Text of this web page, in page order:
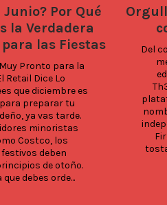
Por Qué
la Verdadera
las Fiestas
Pronto para la
Retail Dice Lo
que diciembre es
preparar tu
ya vas tarde.
minoristas
Costco, los
deben
de otoño.
debes orde...
Del